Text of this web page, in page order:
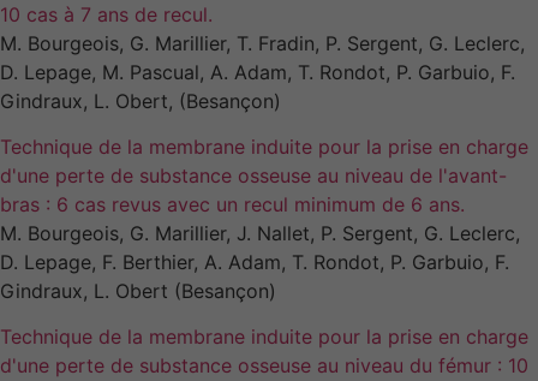
10 cas à 7 ans de recul.
M. Bourgeois, G. Marillier, T. Fradin, P. Sergent, G. Leclerc,
D. Lepage, M. Pascual, A. Adam, T. Rondot, P. Garbuio, F.
Gindraux, L. Obert, (Besançon)
Technique de la membrane induite pour la prise en charge
d'une perte de substance osseuse au niveau de l'avant-
bras : 6 cas revus avec un recul minimum de 6 ans.
M. Bourgeois, G. Marillier, J. Nallet, P. Sergent, G. Leclerc,
D. Lepage, F. Berthier, A. Adam, T. Rondot, P. Garbuio, F.
Gindraux, L. Obert (Besançon)
Technique de la membrane induite pour la prise en charge
d'une perte de substance osseuse au niveau du fémur : 10
Nécessaires
Ces cookies ne
sont pas
facultatifs. Ils
sont
nécessaires au